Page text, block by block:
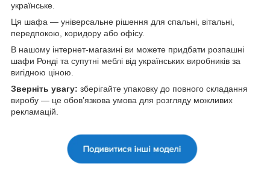
українське.
Ця шафа — універсальне рішення для спальні, вітальні,
передпокою, коридору або офісу.
В нашому інтернет-магазині ви можете придбати розпашні
шафи Ронді та супутні меблі від українських виробників за
вигідною ціною.
Зверніть увагу: зберігайте упаковку до повного складання
виробу — це обов’язкова умова для розгляду можливих
рекламацій.